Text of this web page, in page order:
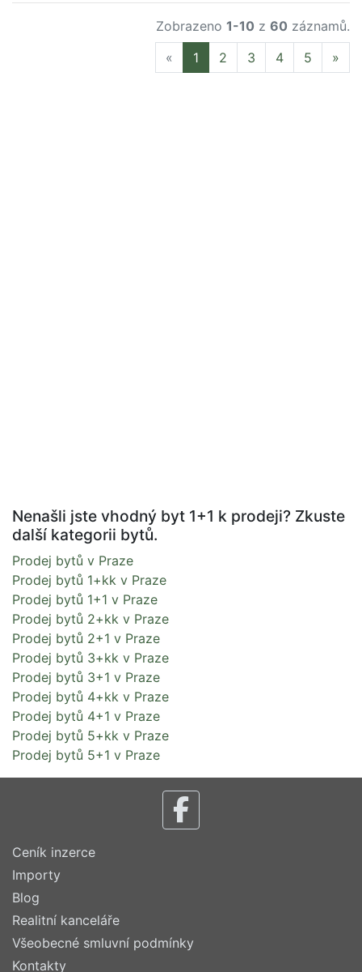
Zobrazeno 1-10 z 60 záznamů.
« Previous
1 2 3 4 5 »
Nenašli jste vhodný byt 1+1 k prodeji? Zkuste
další kategorii bytů.
Prodej bytů v Praze
Prodej bytů 1+kk v Praze
Prodej bytů 1+1 v Praze
Prodej bytů 2+kk v Praze
Prodej bytů 2+1 v Praze
Prodej bytů 3+kk v Praze
Prodej bytů 3+1 v Praze
Prodej bytů 4+kk v Praze
Prodej bytů 4+1 v Praze
Prodej bytů 5+kk v Praze
Prodej bytů 5+1 v Praze
Ceník inzerce
Importy
Blog
Realitní kanceláře
Všeobecné smluvní podmínky
Kontakty